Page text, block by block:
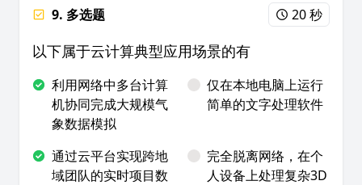
9. 多选题 20 秒
以下属于云计算典型应用场景的有
利用网络中多台计算
机协同完成大规模气
象数据模拟
仅在本地电脑上运行
简单的文字处理软件
通过云平台实现跨地
域团队的实时项目数
完全脱离网络，在个
人设备上处理复杂3D